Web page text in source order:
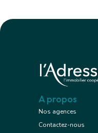
A propos
Nos agences
Contactez-nous